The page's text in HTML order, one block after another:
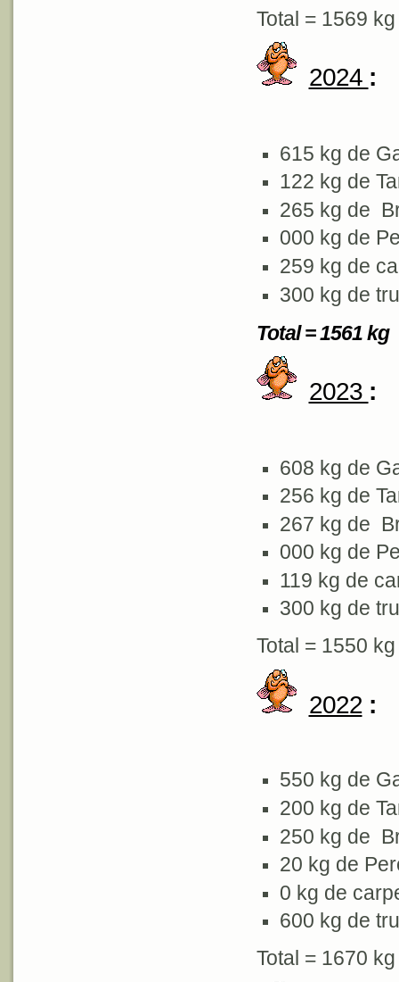
Total = 1569 kg
2024 :
615 kg de
122 kg de
265 kg de
000 kg de
259 kg de
300 kg de
Total = 1561 kg
2023 :
608 kg de
256 kg de
267 kg de
000 kg de
119 kg de
300 kg de
Total = 1550 kg
2022 :
550 kg de
200 kg de
250 kg de
20 kg de
0 kg de
600 kg de
Total = 1670 kg